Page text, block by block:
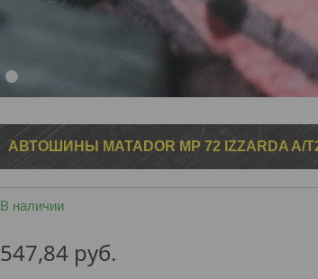
АВТОШИНЫ MATADOR MP 72 IZZARDA A/T2
В наличии
547,84 руб.